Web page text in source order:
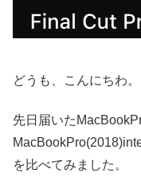
どうも、こんにちわ。
先日届いた
を比べてみました。